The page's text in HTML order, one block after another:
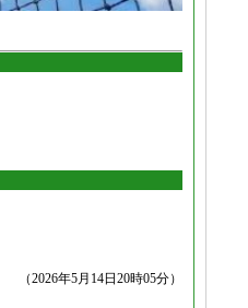
（2026年5月14日20時05分）